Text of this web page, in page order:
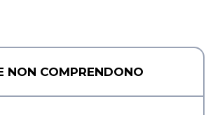
NON COMPRENDONO